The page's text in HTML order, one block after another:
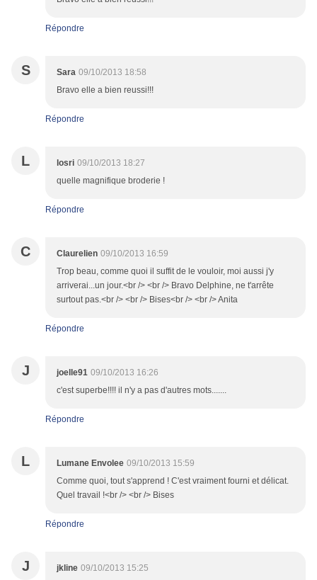
Répondre
S Sara 09/10/2013 18:58
Bravo elle a bien reussi!!!
Répondre
L losri 09/10/2013 18:27
quelle magnifique broderie !
Répondre
C Claurelien 09/10/2013 16:59
Trop beau, comme quoi il suffit de le vouloir, moi aussi j'y
arriverai...un jour.<br /> <br /> Bravo Delphine, ne t'arrête
surtout pas.<br /> <br /> Bises<br /> <br /> Anita
Répondre
J joelle91 09/10/2013 16:26
c'est superbe!!!! il n'y a pas d'autres mots.......
Répondre
L Lumane Envolee 09/10/2013 15:59
Comme quoi, tout s'apprend ! C'est vraiment fourni et délicat.
Quel travail !<br /> <br /> Bises
Répondre
J jkline 09/10/2013 15:25